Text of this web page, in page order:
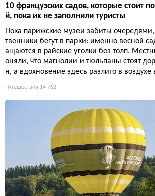
10 французских садов, которые стоит
й, пока их не заполнили туристы
Пока парижские музеи забиты
твенники бегут в парки: именно весной
ащаются в райские уголки без толп.
оняли, что магнолии и тюльпаны стоят
н, а вдохновение здесь разлито в
Путешествия 14 762